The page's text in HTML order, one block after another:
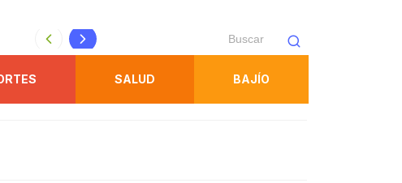
Juan Manuel Navarro prepara Segundo Informe con
SALUD BAJÍO